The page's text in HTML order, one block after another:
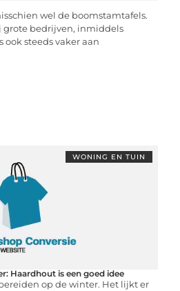
wel de boomstamtafels.
grote bedrijven, inmiddels
steeds vaker aan
WONING EN TUIN
Haardhout is een goed idee
op de winter. Het lijkt er